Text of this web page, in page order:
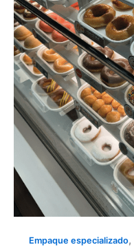
Empaque especializado,
PIZZERÍA,
PASTELERÍA
O
NEGOCIO
DE
COMIDA
RÁPIDA
SE
DESTAQUE